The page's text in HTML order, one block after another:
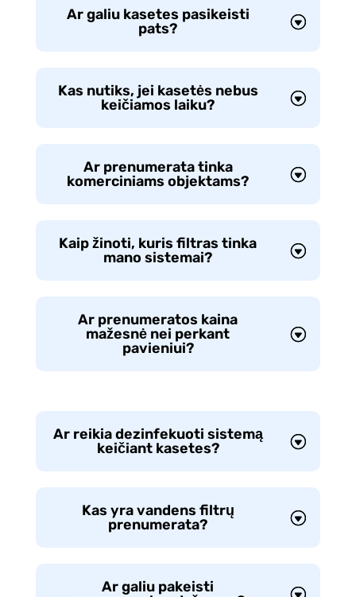
Ar galiu kasetes pasikeisti
pats?
Kas nutiks, jei kasetės nebus
keičiamos laiku?
Ar prenumerata tinka
komerciniams objektams?
Kaip žinoti, kuris filtras tinka
mano sistemai?
Ar prenumeratos kaina
mažesnė nei perkant
pavieniui?
Ar reikia dezinfekuoti sistemą
keičiant kasetes?
Kas yra vandens filtrų
prenumerata?
Ar galiu pakeisti